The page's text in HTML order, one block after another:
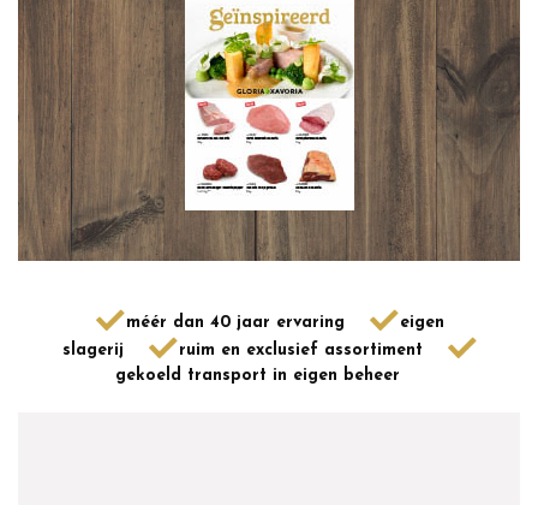
méér dan 40 jaar ervaring
eigen
slagerij
ruim en exclusief assortiment
gekoeld transport in eigen beheer